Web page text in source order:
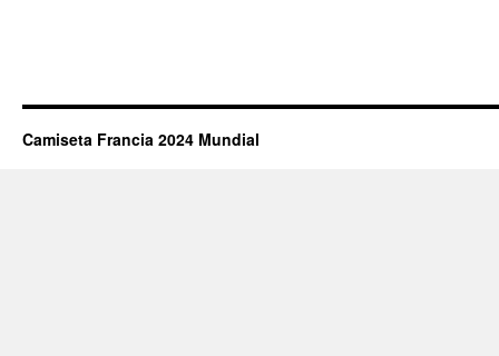
Camiseta Francia 2024 Mundial